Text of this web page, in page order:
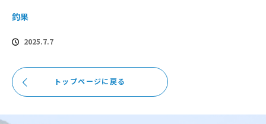
釣果
2025.7.7
トップページに戻る